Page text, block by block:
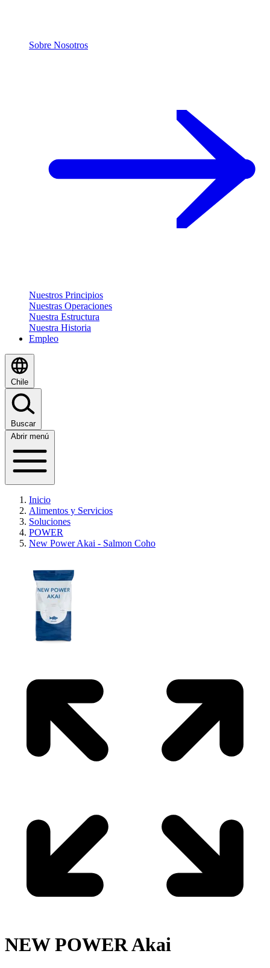
Sobre Nosotros
Nuestros Principios
Nuestras Operaciones
Nuestra Estructura
Nuestra Historia
Empleo
Chile
Buscar
Abrir menú
Inicio
Alimentos y Servicios
Soluciones
POWER
New Power Akai - Salmon Coho
NEW POWERAkai